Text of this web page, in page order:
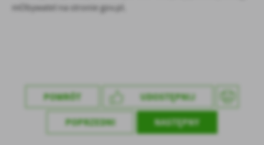
mObywatel na stronie gov.pl.
POWRÓT UDOSTĘPNIJ
POPRZEDNI NASTĘPNY